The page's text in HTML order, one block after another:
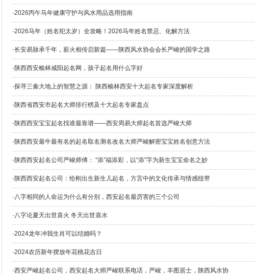
·2026丙午马年健康守护与风水用品选用指南
·2026马年（姓名犯太岁）全攻略！2026马年姓名禁忌、化解方法
·长安易脉承千年，薪火相传启新篇——陕西风水协会会长严峻的国学之路
·陕西西安榆林咸阳起名网，孩子起名用什么字好
·探寻三秦大地上的智慧之源： 陕西榆林西安十大起名专家深度解析
·陕西省西安市起名大师排行榜及十大起名专家盘点
·陕西西安宝宝起名找谁最靠谱——西安周易大师起名首选严峻大师
·陕西西安最牛最有名的起名取名测名改名大师严峻解密宝宝姓名创意方法
·陕西西安起名公司严峻师傅： “添”福添彩，以“添”字为新生宝宝命名之妙
·陕西西安起名公司：给刚出生新生儿起名，方言中的文化传承与情感纽带
·八字相同的人命运为什么有分别，西安起名最厉害的三个公司
·八字论夏天出世喜火 冬天出世喜水
·2024龙年冲我生肖可以结婚吗？
·2024农历新年摆放年花桃花吉日
·西安严峻起名公司，西安起名大师严峻联系电话，严峻，丰图居士，陕西风水协